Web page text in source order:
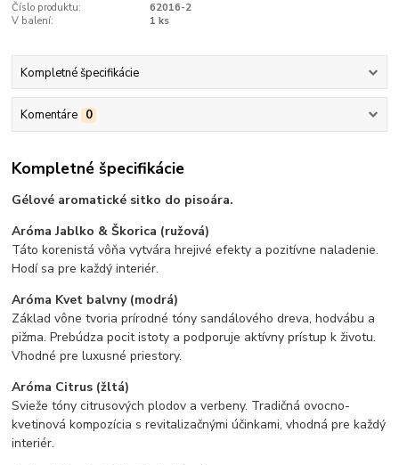
Číslo produktu:
62016-2
V balení:
1 ks
Kompletné špecifikácie
Komentáre 0
Kompletné špecifikácie
Gélové aromatické sitko do pisoára.
Aróma Jablko & Škorica (ružová)
Táto korenistá vôňa vytvára hrejivé efekty a pozitívne naladenie.
Hodí sa pre každý interiér.
Aróma Kvet balvny (modrá)
Základ vône tvoria prírodné tóny sandálového dreva, hodvábu a
pižma. Prebúdza pocit istoty a podporuje aktívny prístup k životu.
Vhodné pre luxusné priestory.
Aróma Citrus (žltá)
Svieže tóny citrusových plodov a verbeny. Tradičná ovocno-
kvetinová kompozícia s revitalizačnými účinkami, vhodná pre každý
interiér.